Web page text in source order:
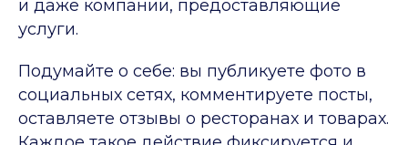
и даже компании, предоставляющие
услуги.
Подумайте о себе: вы публикуете фото в
социальных сетях, комментируете посты,
оставляете отзывы о ресторанах и товарах.